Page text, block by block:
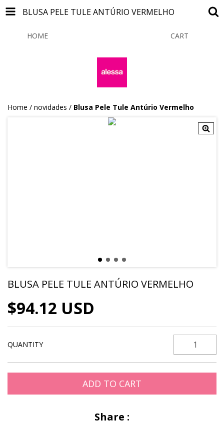
BLUSA PELE TULE ANTÚRIO VERMELHO
HOME CART
Home / novidades / Blusa Pele Tule Antúrio Vermelho
BLUSA PELE TULE ANTÚRIO VERMELHO
$94.12 USD
QUANTITY
Share :